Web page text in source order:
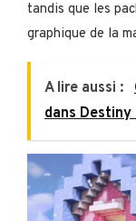
tandis que les
graphique de la
A lire aussi :
dans Destiny